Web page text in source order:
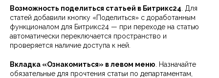
Возможность поделиться статьей в Битрикс24 . Для
статей добавили кнопку «Поделиться» с доработанным
функционалом для Битрикс24 — при переходе на статью
автоматически переключается пространство и
проверяется наличие доступа к ней.
Вкладка «Ознакомиться» в левом меню . Назначайте
обязательные для прочтения статьи по департаментам,